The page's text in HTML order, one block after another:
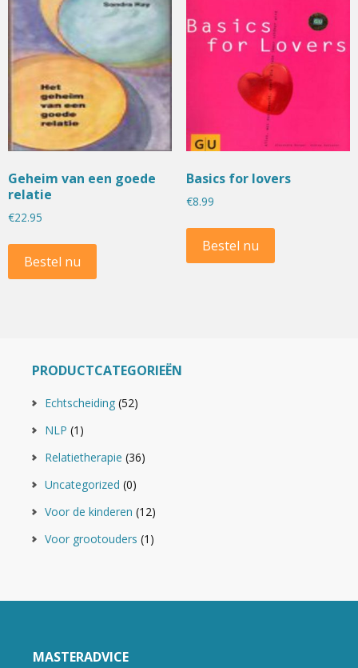
Geheim van een goede
relatie
€22.95
Bestel nu
Basics for lovers
€8.99
Bestel nu
PRODUCTCATEGORIEËN
Echtscheiding (52)
NLP (1)
Relatietherapie (36)
Uncategorized (0)
Voor de kinderen (12)
Voor grootouders (1)
MASTERADVICE